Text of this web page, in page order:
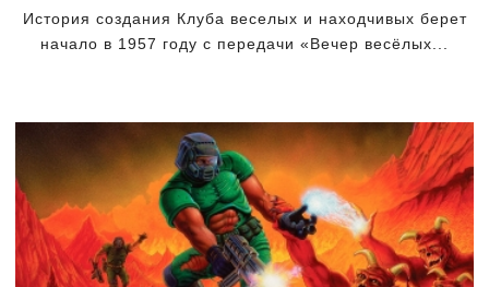
История создания Клуба веселых и находчивых берет
начало в 1957 году с передачи «Вечер весёлых...